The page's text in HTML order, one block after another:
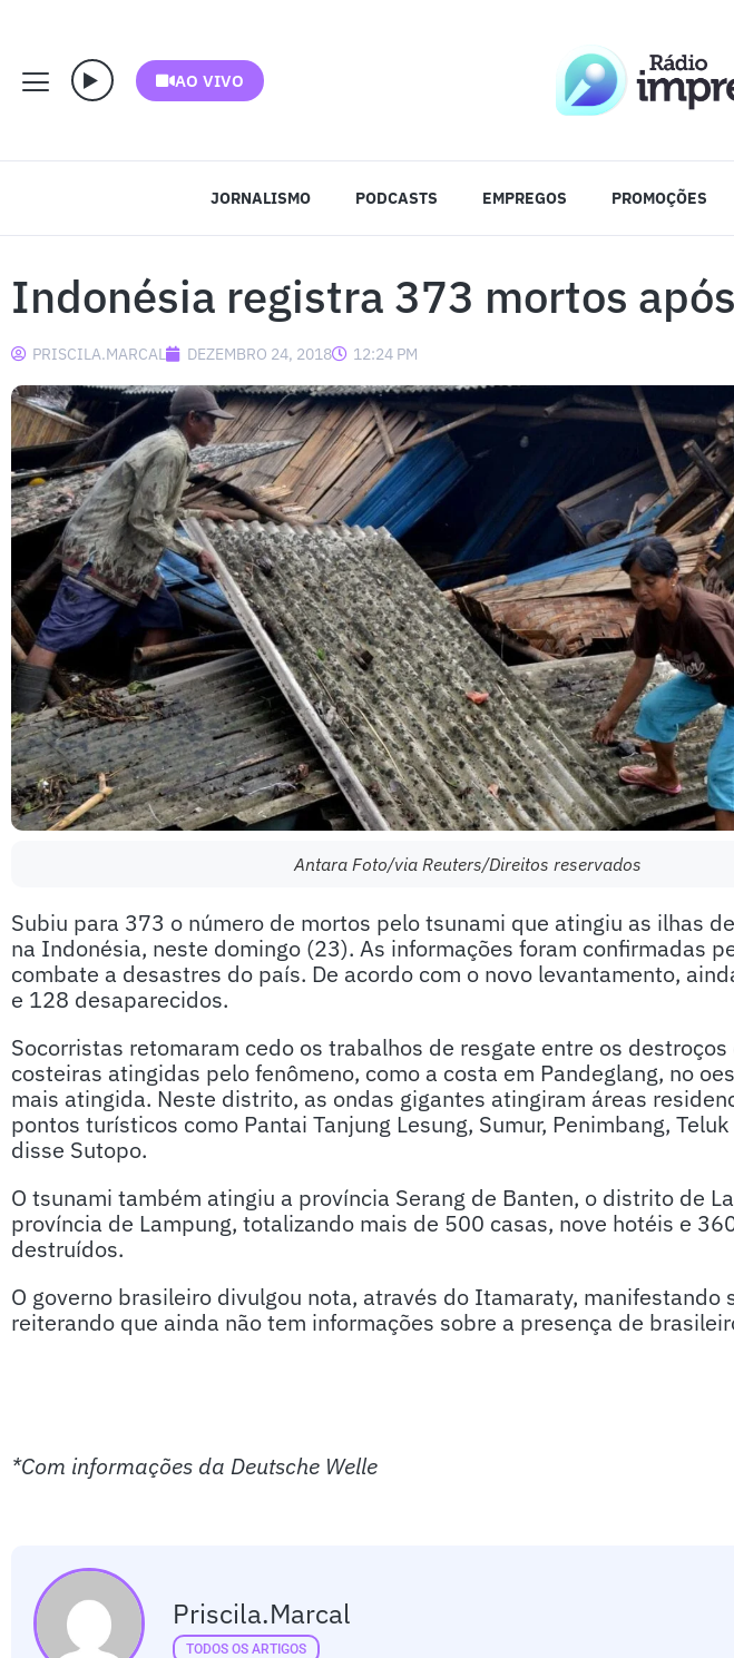
AO VIVO
JORNALISMO PODCASTS EMPREGOS PROMOÇÕES
Indonésia registra 373 mortos
PRISCILA.MARCAL DEZEMBRO 24, 2018 12:24 PM
Antara Foto/via Reuters/Direitos reservados
Subiu para 373 o número de mortos pelo tsunami que atingiu as ilhas
na Indonésia, neste domingo (23). As informações foram confirmadas
combate a desastres do país. De acordo com o novo levantamento,
e 128 desaparecidos.
Socorristas retomaram cedo os trabalhos de resgate entre os
costeiras atingidas pelo fenômeno, como a costa em Pandeglang, no
mais atingida. Neste distrito, as ondas gigantes atingiram áreas
pontos turísticos como Pantai Tanjung Lesung, Sumur, Penimbang,
disse Sutopo.
O tsunami também atingiu a província Serang de Banten, o distrito de
província de Lampung, totalizando mais de 500 casas, nove hotéis e
destruídos.
O governo brasileiro divulgou nota, através do Itamaraty, manifestando
reiterando que ainda não tem informações sobre a presença de
*Com informações da Deutsche Welle
Priscila.marcal
TODOS OS ARTIGOS